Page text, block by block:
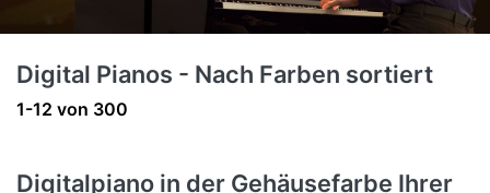
Digital Pianos - Nach Farben sortiert
Suchergebnisse:
1-12 von 300
Digitalpiano in der Gehäusefarbe Ihrer